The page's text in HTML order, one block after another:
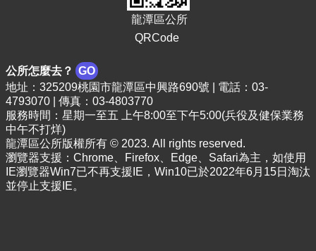
龍潭區公所
QRCode
公所怎麼去？ GO
地址：325209桃園市龍潭區中興路690號 | 電話：03-
4793070 | 傳真：03-4803770
服務時間：星期一至五 上午8:00至下午5:00(兵役及健保業務
中午不打烊)
龍潭區公所版權所有 © 2023. All rights reserved.
瀏覽器支援：Chrome、Firefox、Edge、Safari為主，如使用
IE瀏覽器Win7已不再支援IE，Win10已於2022年6月15日淘汰
並停止支援IE。